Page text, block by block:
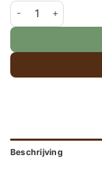
Monin siroop
Beschrijving